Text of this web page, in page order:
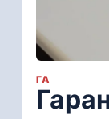
ГА